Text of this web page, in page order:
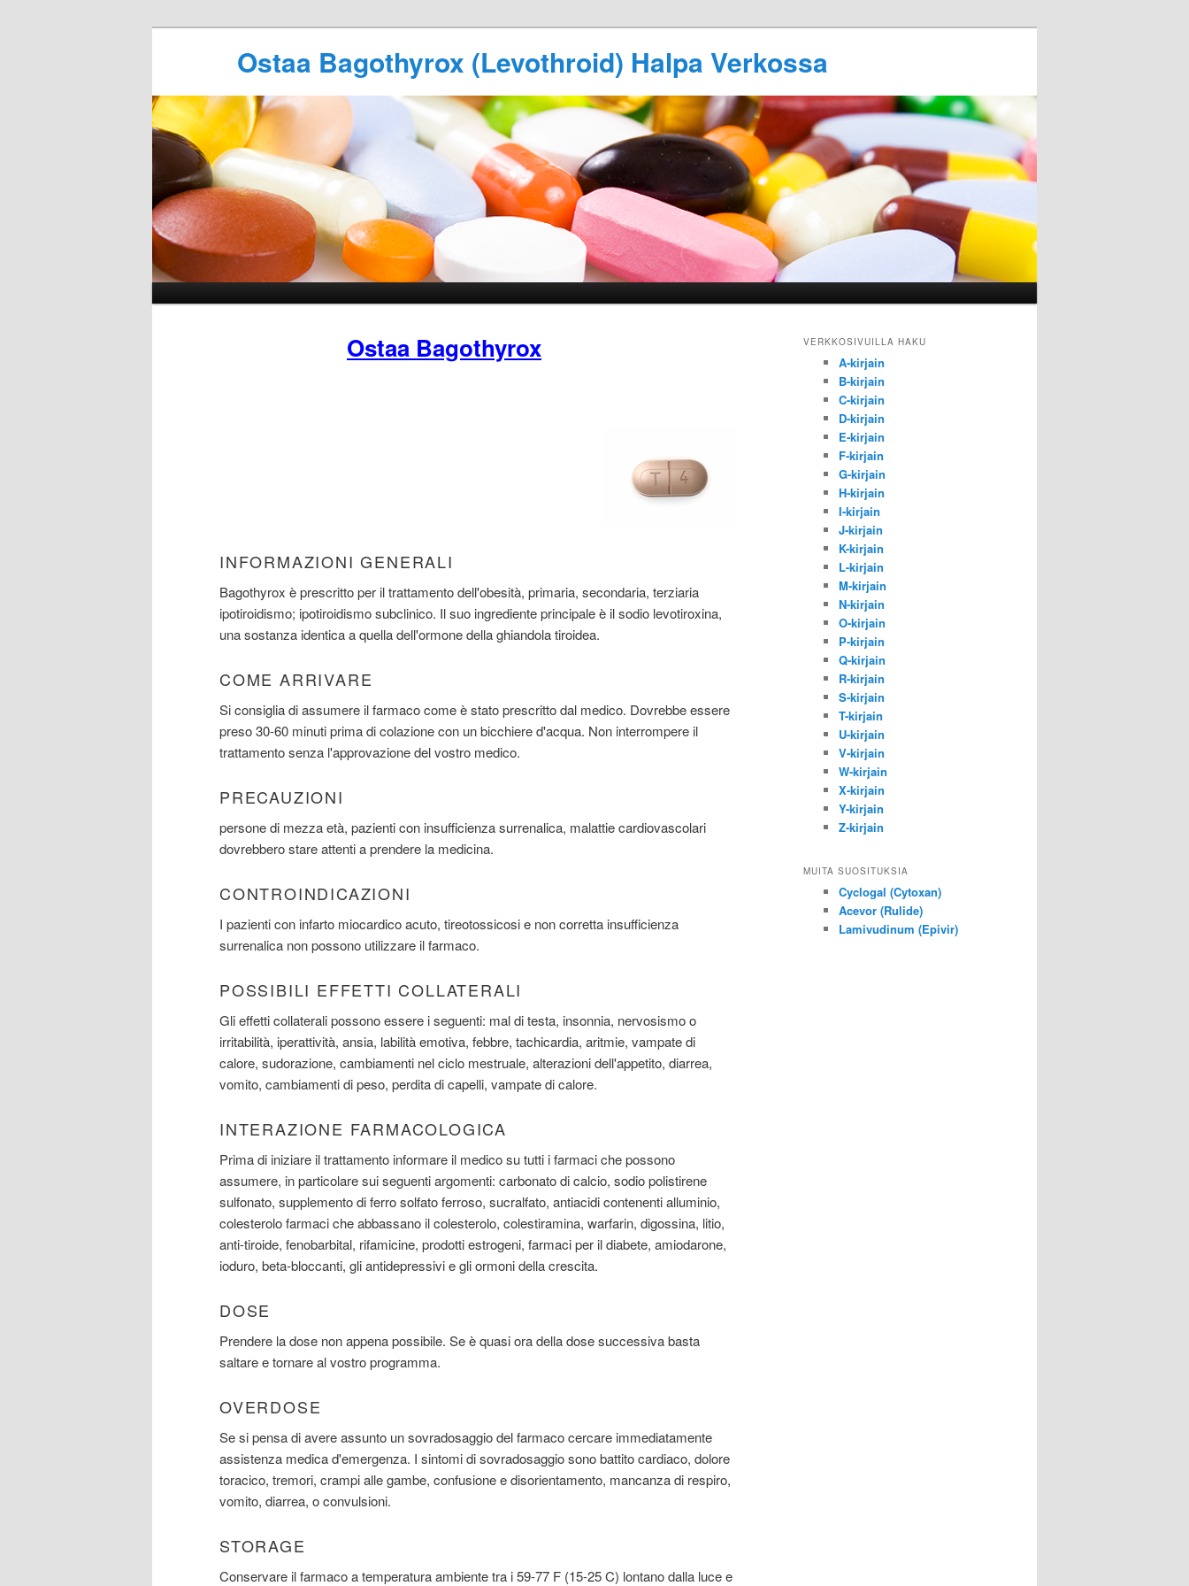
Ostaa Bagothyrox (Levothroid) Halpa Verkossa
Ostaa Bagothyrox
INFORMAZIONI GENERALI
Bagothyrox è prescritto per il trattamento dell'obesità, primaria, secondaria, terziaria
ipotiroidismo; ipotiroidismo subclinico. Il suo ingrediente principale è il sodio levotiroxina,
una sostanza identica a quella dell'ormone della ghiandola tiroidea.
COME ARRIVARE
Si consiglia di assumere il farmaco come è stato prescritto dal medico. Dovrebbe essere
preso 30-60 minuti prima di colazione con un bicchiere d'acqua. Non interrompere il
trattamento senza l'approvazione del vostro medico.
PRECAUZIONI
persone di mezza età, pazienti con insufficienza surrenalica, malattie cardiovascolari
dovrebbero stare attenti a prendere la medicina.
CONTROINDICAZIONI
I pazienti con infarto miocardico acuto, tireotossicosi e non corretta insufficienza
surrenalica non possono utilizzare il farmaco.
POSSIBILI EFFETTI COLLATERALI
Gli effetti collaterali possono essere i seguenti: mal di testa, insonnia, nervosismo o
irritabilità, iperattività, ansia, labilità emotiva, febbre, tachicardia, aritmie, vampate di
calore, sudorazione, cambiamenti nel ciclo mestruale, alterazioni dell'appetito, diarrea,
vomito, cambiamenti di peso, perdita di capelli, vampate di calore.
INTERAZIONE FARMACOLOGICA
Prima di iniziare il trattamento informare il medico su tutti i farmaci che possono
assumere, in particolare sui seguenti argomenti: carbonato di calcio, sodio polistirene
sulfonato, supplemento di ferro solfato ferroso, sucralfato, antiacidi contenenti alluminio,
colesterolo farmaci che abbassano il colesterolo, colestiramina, warfarin, digossina, litio,
anti-tiroide, fenobarbital, rifamicine, prodotti estrogeni, farmaci per il diabete, amiodarone,
ioduro, beta-bloccanti, gli antidepressivi e gli ormoni della crescita.
DOSE
Prendere la dose non appena possibile. Se è quasi ora della dose successiva basta
saltare e tornare al vostro programma.
OVERDOSE
Se si pensa di avere assunto un sovradosaggio del farmaco cercare immediatamente
assistenza medica d'emergenza. I sintomi di sovradosaggio sono battito cardiaco, dolore
toracico, tremori, crampi alle gambe, confusione e disorientamento, mancanza di respiro,
vomito, diarrea, o convulsioni.
STORAGE
Conservare il farmaco a temperatura ambiente tra i 59-77 F (15-25 C) lontano dalla luce e
VERKKOSIVUILLA HAKU
A-kirjain
B-kirjain
C-kirjain
D-kirjain
E-kirjain
F-kirjain
G-kirjain
H-kirjain
I-kirjain
J-kirjain
K-kirjain
L-kirjain
M-kirjain
N-kirjain
O-kirjain
P-kirjain
Q-kirjain
R-kirjain
S-kirjain
T-kirjain
U-kirjain
V-kirjain
W-kirjain
X-kirjain
Y-kirjain
Z-kirjain
MUITA SUOSITUKSIA
Cyclogal (Cytoxan)
Acevor (Rulide)
Lamivudinum (Epivir)